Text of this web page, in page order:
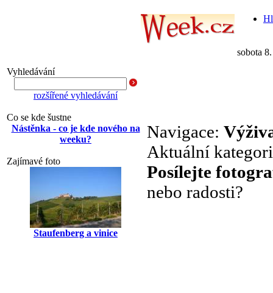
sobota
Vyhledávání
rozšířené vyhledávání
Co se kde šustne
Nástěnka - co je kde nového na
weeku?
Zajímavé foto
Staufenberg a vinice
Navigace:
Aktuální
Posílejte
nebo radosti?